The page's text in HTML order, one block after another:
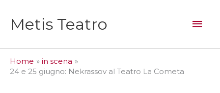
contenuto
Metis Teatro
Home
in scena
24 e 25 giugno: Nekrassov al Teatro La Cometa